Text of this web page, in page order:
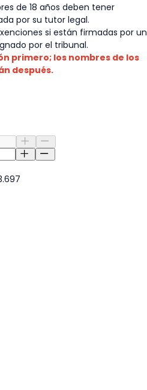
de 18 años deben tener
por su tutor legal.
si están firmadas por un
por el tribunal.
primero; los nombres de los
después.